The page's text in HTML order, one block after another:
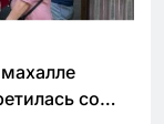
со